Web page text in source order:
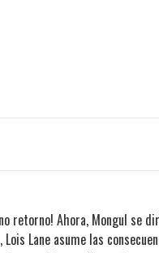
retorno! Ahora, Mongul se
Lane asume las